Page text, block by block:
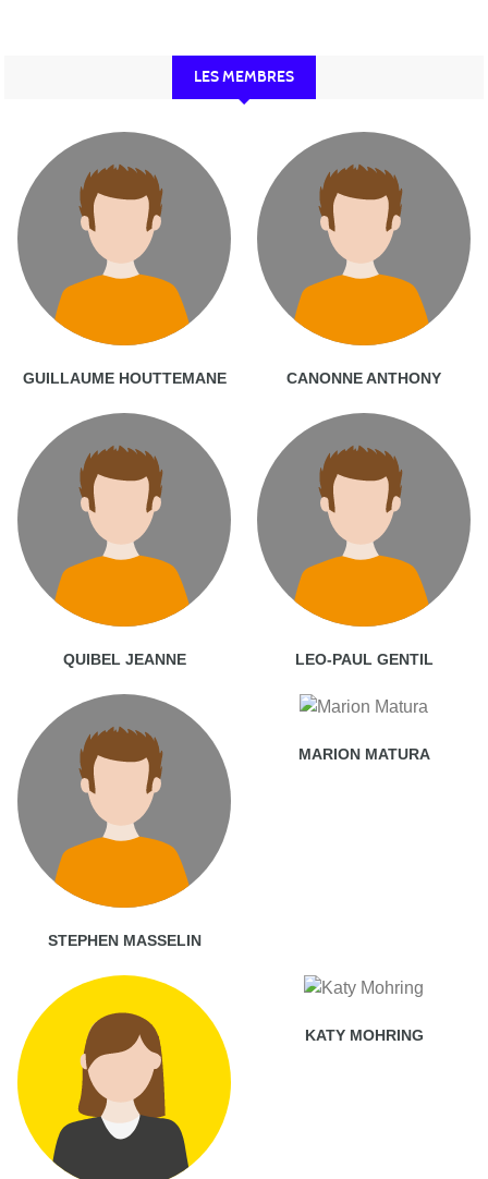
LES MEMBRES
GUILLAUME HOUTTEMANE CANONNE ANTHONY
QUIBEL JEANNE LEO-PAUL GENTIL
STEPHEN MASSELIN
MARION MATURA
KATY MOHRING